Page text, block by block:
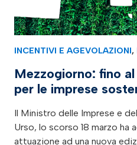
INCENTIVI E AGEVOLAZIONI,
Mezzogiorno: fino
per le imprese
Il Ministro delle Imprese e
Urso, lo scorso 18 marzo
attuazione ad una nuova